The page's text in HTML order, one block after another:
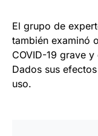
El grupo de
también examinó
COVID-19 grave
Dados sus
uso.